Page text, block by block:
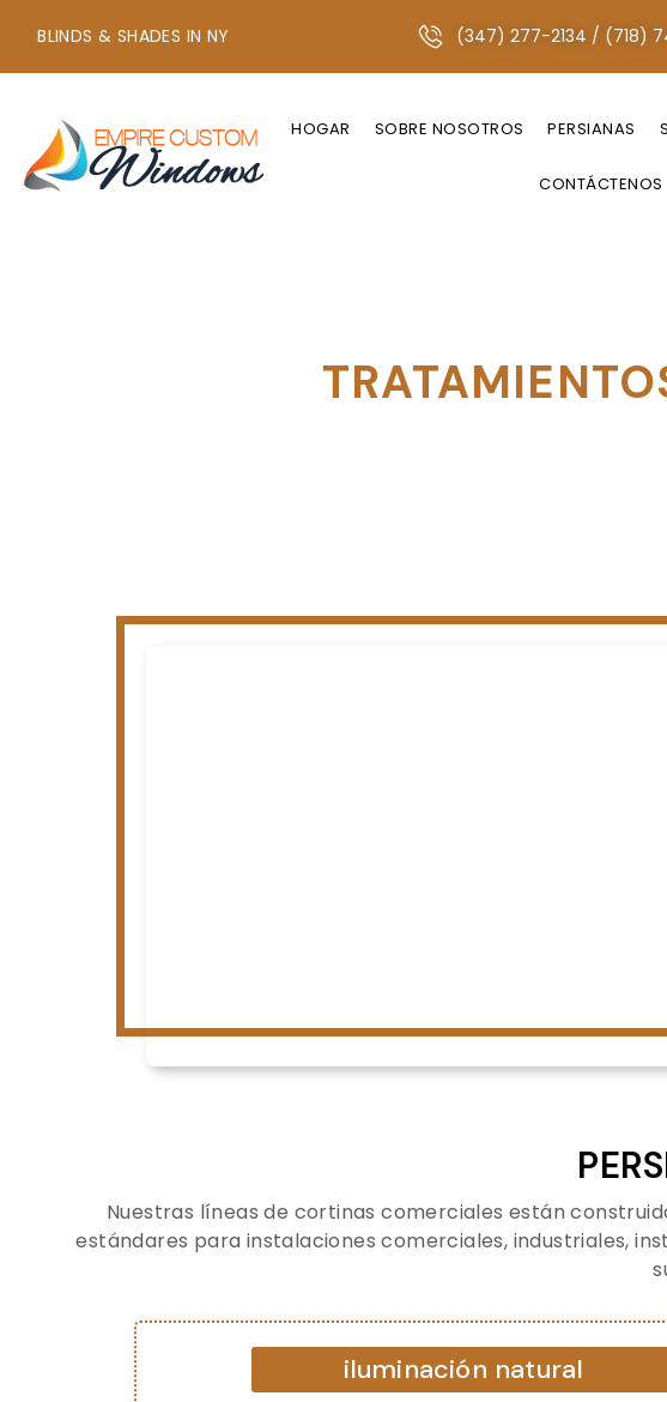
BLINDS & SHADES IN NY (347) 277-2134 / (718)
+1 347-277-2134 O +1 718-747-4438
HOGAR SOBRE NOSOTROS PERSIANAS
CONTÁCTENOS
Nuestras líneas de cortinas comerciales están
estándares para instalaciones comerciales, industriales,
iluminación natural